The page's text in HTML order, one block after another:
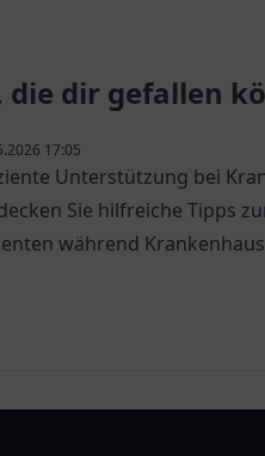
dir gefallen
17:05
Unterstützung bei
Sie hilfreiche Tipps
während